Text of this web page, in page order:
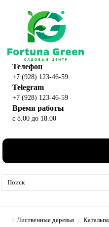
Телефон
+7 (928) 123-46-59
Telegram
+7 (928) 123-46-59
Время работы
с 8.00 до 18.00
Лиственные деревья Катальпа